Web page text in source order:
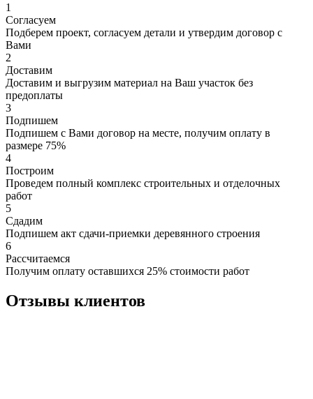
1
Согласуем
Подберем проект, согласуем детали и утвердим договор с
Вами
2
Доставим
Доставим и выгрузим материал на Ваш участок без
предоплаты
3
Подпишем
Подпишем с Вами договор на месте, получим оплату в
размере 75%
4
Построим
Проведем полный комплекс строительных и отделочных
работ
5
Сдадим
Подпишем акт сдачи-приемки деревянного строения
6
Рассчитаемся
Получим оплату оставшихся 25% стоимости работ
Отзывы клиентов